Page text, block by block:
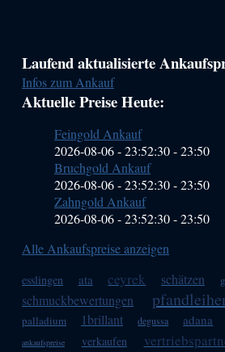
Haupt-
Sidebar
(Primary)
Laufend aktualisierte
Infos zum Ankauf
Aktuelle Preise Heute:
Feingold Ankauf
2026-08-06 - 23:52:30-23:50
Bruchgold Ankauf
2026-08-06 - 23:52:30-23:50
Zahngold Ankauf
2026-08-06 - 23:52:30-23:50
Alle Ankaufspreise anzeigen
esslingen ata ceyrek schätzen
schmuckbewertungen
palladium 1brillant degussa adana
ankaufspreise verkaufen